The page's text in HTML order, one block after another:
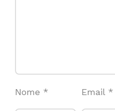
Nome * Email *